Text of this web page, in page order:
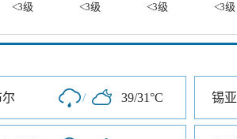
<3级 <3级 <3级 <3级
/ 39/31°C 锡